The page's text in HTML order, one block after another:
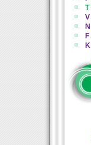
T
V
N
F
K